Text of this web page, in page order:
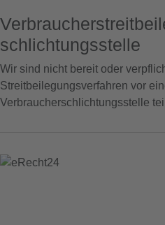
schlichtungs­stelle
Wir sind nicht bereit oder
Streitbeilegungsverfahren vor
Verbraucherschlichtungsstelle